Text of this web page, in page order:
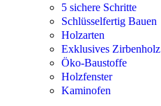
5 sichere Schritte
Schlüsselfertig Bauen
Holzarten
Exklusives Zirbenholz
Öko-Baustoffe
Holzfenster
Kaminofen